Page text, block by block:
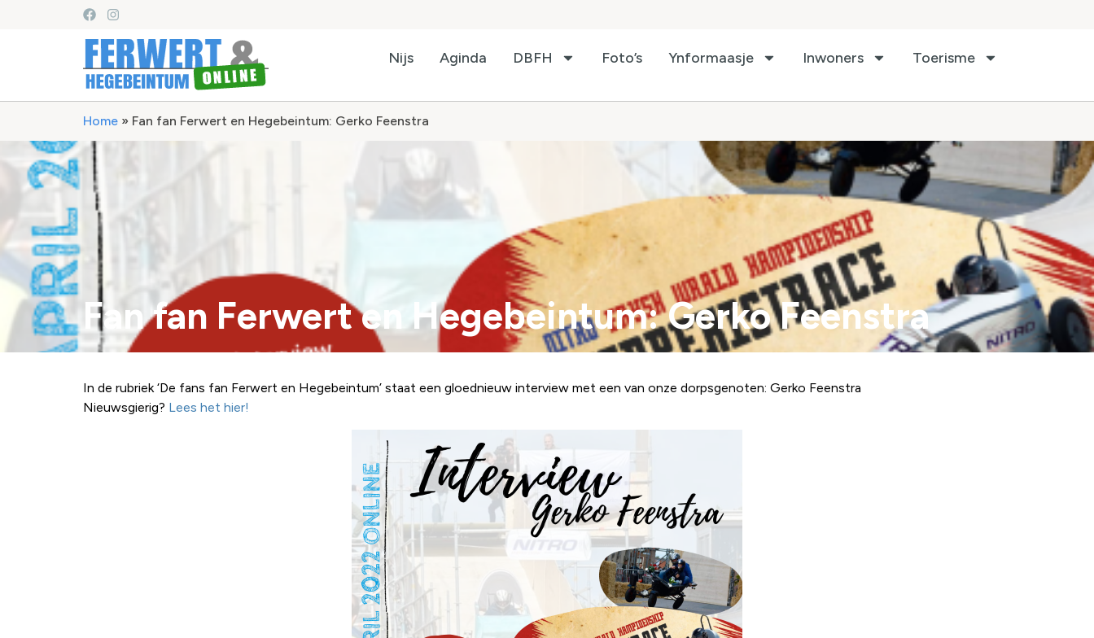
Nijs Aginda DBFH Foto’s Ynformaasje Inwoners Toerisme
Home » Fan fan Ferwert en Hegebeintum: Gerko Feenstra
Fan fan Ferwert en Hegebeintum: Gerko Feenstra
In de rubriek ‘De fans fan Ferwert en Hegebeintum’ staat een gloednieuw interview met een van onze dorpsgenoten: Gerko Feenstra
Nieuwsgierig? Lees het hier!